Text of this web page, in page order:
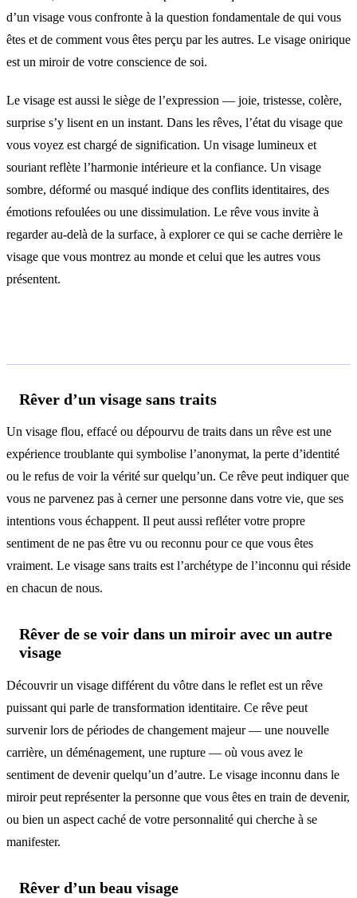
d’un visage vous confronte à la question fondamentale de qui vous
êtes et de comment vous êtes perçu par les autres. Le visage onirique
est un miroir de votre conscience de soi.
Le visage est aussi le siège de l’expression — joie, tristesse, colère,
surprise s’y lisent en un instant. Dans les rêves, l’état du visage que
vous voyez est chargé de signification. Un visage lumineux et
souriant reflète l’harmonie intérieure et la confiance. Un visage
sombre, déformé ou masqué indique des conflits identitaires, des
émotions refoulées ou une dissimulation. Le rêve vous invite à
regarder au-delà de la surface, à explorer ce qui se cache derrière le
visage que vous montrez au monde et celui que les autres vous
présentent.
Rêver d’un visage sans traits
Un visage flou, effacé ou dépourvu de traits dans un rêve est une
expérience troublante qui symbolise l’anonymat, la perte d’identité
ou le refus de voir la vérité sur quelqu’un. Ce rêve peut indiquer que
vous ne parvenez pas à cerner une personne dans votre vie, que ses
intentions vous échappent. Il peut aussi refléter votre propre
sentiment de ne pas être vu ou reconnu pour ce que vous êtes
vraiment. Le visage sans traits est l’archétype de l’inconnu qui réside
en chacun de nous.
Rêver de se voir dans un miroir avec un autre
visage
Découvrir un visage différent du vôtre dans le reflet est un rêve
puissant qui parle de transformation identitaire. Ce rêve peut
survenir lors de périodes de changement majeur — une nouvelle
carrière, un déménagement, une rupture — où vous avez le
sentiment de devenir quelqu’un d’autre. Le visage inconnu dans le
miroir peut représenter la personne que vous êtes en train de devenir,
ou bien un aspect caché de votre personnalité qui cherche à se
manifester.
Rêver d’un beau visage